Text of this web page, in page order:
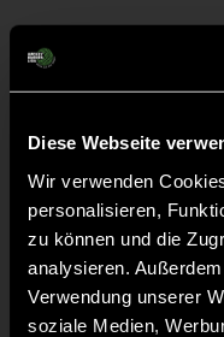
Diese Webseite
Wir verwenden
personalisieren,
zu können und die
analysieren.
Verwendung unserer
soziale Medien,
Liveticker
Spiel
TOR 1:3,
TOR 1:2,